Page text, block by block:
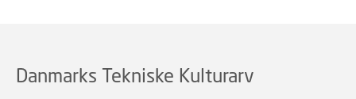
Danmarks Tekniske Kulturarv